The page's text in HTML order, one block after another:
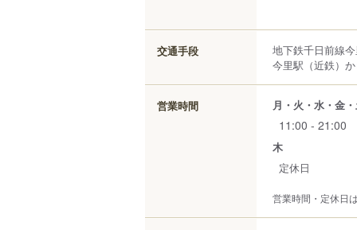
交通手段
地下鉄千日前線
今里駅（近鉄）
営業時間 月・火・水・金
11:00 - 21:00
木
定休日
営業時間・定休日